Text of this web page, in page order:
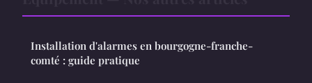
Installation d'alarmes en bourgogne-franche-
comté : guide pratique